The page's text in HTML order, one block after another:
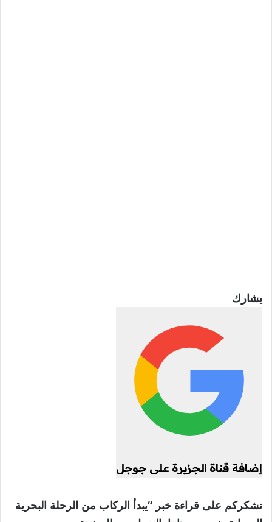
يشارك
إضافة قناة الجزيرة على جوجل
نشكركم على قراءة خبر “يبدأ الركاب من الرحلة البحرية